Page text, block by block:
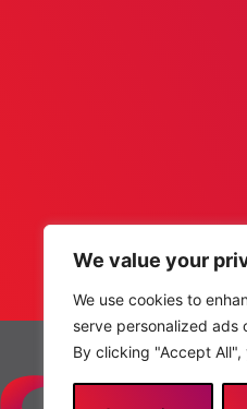
We value your
We use cookies to
serve personalized ads
By clicking "Accept